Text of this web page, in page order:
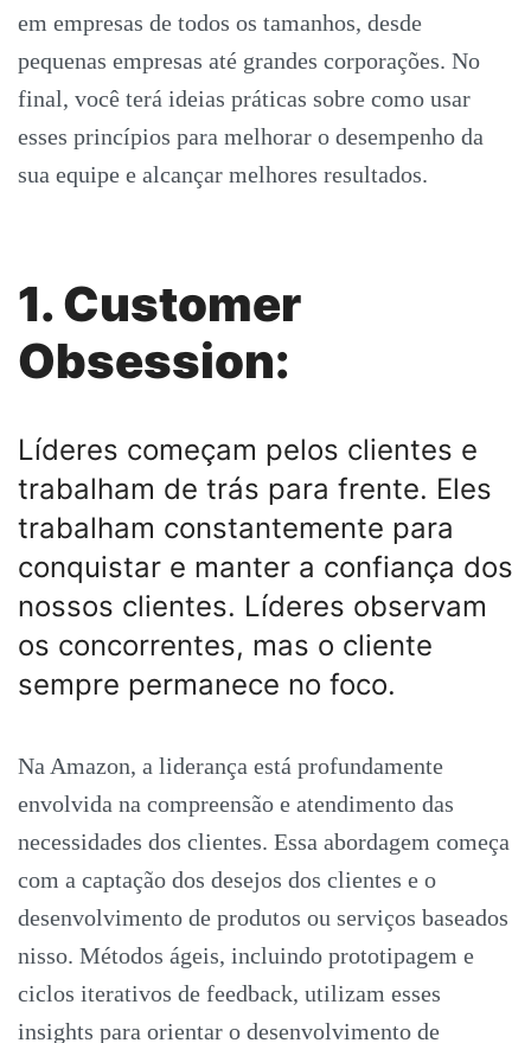
em empresas de todos os tamanhos, desde
pequenas empresas até grandes corporações. No
final, você terá ideias práticas sobre como usar
esses princípios para melhorar o desempenho da
sua equipe e alcançar melhores resultados.
1. Customer
Obsession:
Líderes começam pelos clientes e
trabalham de trás para frente. Eles
trabalham constantemente para
conquistar e manter a confiança dos
nossos clientes. Líderes observam
os concorrentes, mas o cliente
sempre permanece no foco.
Na Amazon, a liderança está profundamente
envolvida na compreensão e atendimento das
necessidades dos clientes. Essa abordagem começa
com a captação dos desejos dos clientes e o
desenvolvimento de produtos ou serviços baseados
nisso. Métodos ágeis, incluindo prototipagem e
ciclos iterativos de feedback, utilizam esses
insights para orientar o desenvolvimento de